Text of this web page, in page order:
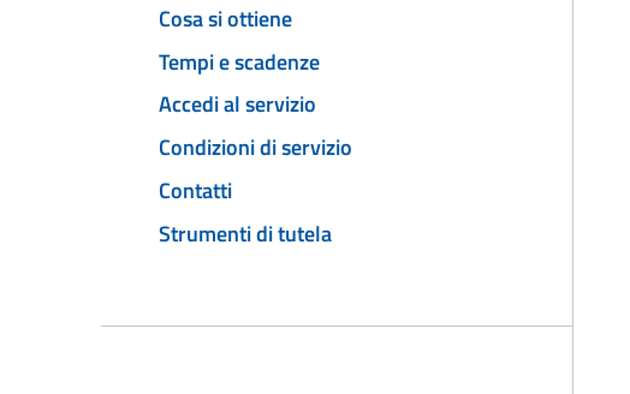
Cosa si ottiene
Tempi e scadenze
Accedi al servizio
Condizioni di servizio
Contatti
Strumenti di tutela